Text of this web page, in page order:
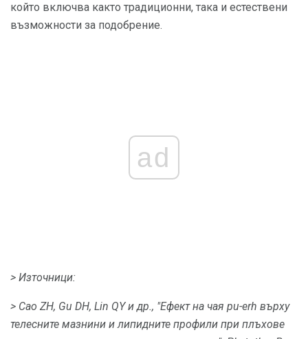
който включва както традиционни, така и естествени
възможности за подобрение.
ad
> Източници:
> Cao ZH, Gu DH, Lin QY и др., "Ефект на чая pu-erh върху
телесните мазнини и липидните профили при плъхове